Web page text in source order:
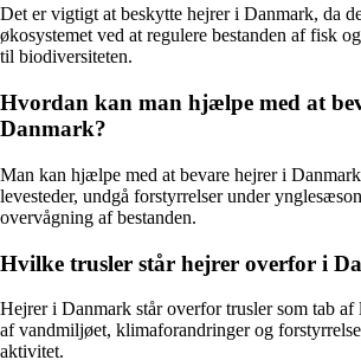
Det er vigtigt at beskytte hejrer i Danmark, da
økosystemet ved at regulere bestanden af fisk
til biodiversiteten.
Hvordan kan man hjælpe med at
Danmark?
Man kan hjælpe med at bevare hejrer i
levesteder, undgå forstyrrelser under
overvågning af bestanden.
Hvilke trusler står hejrer overfor i
Hejrer i Danmark står overfor trusler som tab af
af vandmiljøet, klimaforandringer og
aktivitet.